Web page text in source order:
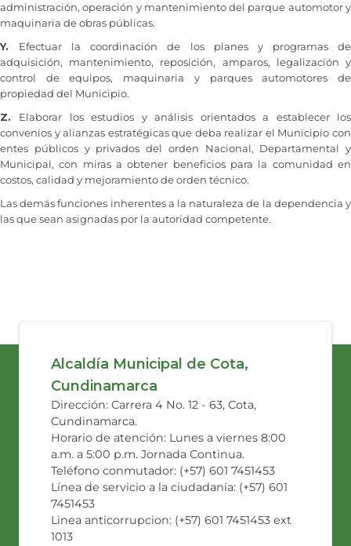
administración, operación y mantenimiento del parque automotor y
maquinaria de obras públicas.
Y. Efectuar la coordinación de los planes y programas de
adquisición, mantenimiento, reposición, amparos, legalización y
control de equipos, maquinaria y parques automotores de
propiedad del Municipio.
Z. Elaborar los estudios y análisis orientados a establecer los
convenios y alianzas estratégicas que deba realizar el Municipio con
entes públicos y privados del orden Nacional, Departamental y
Municipal, con miras a obtener beneficios para la comunidad en
costos, calidad y mejoramiento de orden técnico.
Las demás funciones inherentes a la naturaleza de la dependencia y
las que sean asignadas por la autoridad competente.
Alcaldía Municipal de Cota,
Cundinamarca
Dirección: Carrera 4 No. 12 - 63, Cota,
Cundinamarca.
Horario de atención: Lunes a viernes 8:00
a.m. a 5:00 p.m. Jornada Continua.
Teléfono conmutador: (+57) 601 7451453
Línea de servicio a la ciudadanía: (+57) 601
7451453
Linea anticorrupcion: (+57) 601 7451453 ext
1013